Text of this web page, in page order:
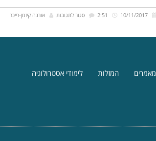
סגור לתגובות אורנה קיזמן-רייכר
מאמרים המזלות לימודי אסטרולוגיה